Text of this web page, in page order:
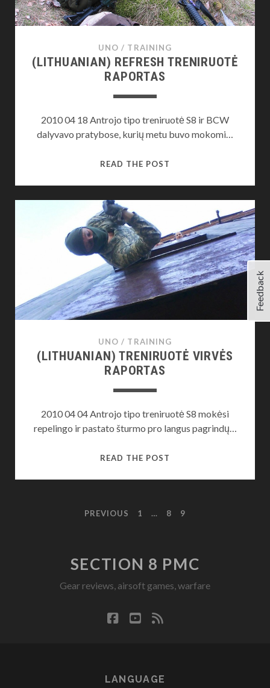
UNO / TRAINING
(LITHUANIAN) REFRESH TRENIRUOTĖ
RAPORTAS
2010 04 18 Antrojo tipo treniruotė S8 ir BCW
dalyvavo pratybose, kurių metu buvo mokomi…
READ THE POST
UNO / TRAINING
(LITHUANIAN) TRENIRUOTĖ VIRVĖS
RAPORTAS
2010 04 04 Antrojo tipo treniruotė S8 mokėsi
repelingo ir pastato šturmo pro langus pagrindų…
READ THE POST
PREVIOUS 1 … 8 9
SECTION 8 PMC
Gear reviews, airsoft games, warfare
facebook
youtube
rss
LANGUAGE
Feedback